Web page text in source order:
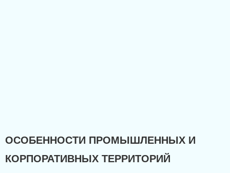
ОСОБЕННОСТИ ПРОМЫШЛЕННЫХ И
КОРПОРАТИВНЫХ ТЕРРИТОРИЙ